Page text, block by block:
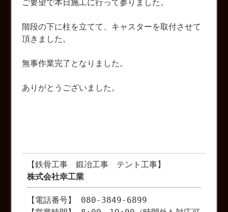
ご要望で本日施工に行って参りました。
階段の下に柱を立てて、キャスターを取付させて
頂きました。
無事作業完了となりました。
ありがとうございました。
【鉄骨工事 鍛冶工事 テント工事】
株式会社幸工業
【電話番号】 080-3849-6899